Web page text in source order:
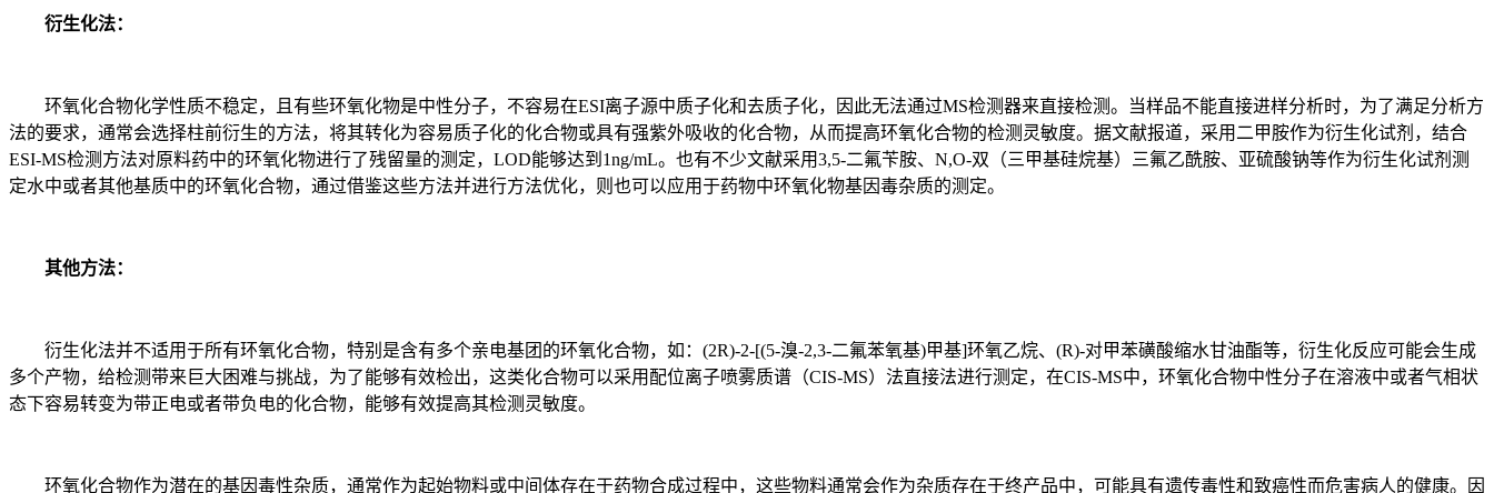
衍生化法：
环氧化合物化学性质不稳定，且有些环氧化物是中性分子，不容易在ESI离子源中质子化和去质子化，因此无法通过MS检测器来直接检测。当样品不能直接进样分析时，为了满足分析方
法的要求，通常会选择柱前衍生的方法，将其转化为容易质子化的化合物或具有强紫外吸收的化合物，从而提高环氧化合物的检测灵敏度。据文献报道，采用二甲胺作为衍生化试剂，结合
ESI-MS检测方法对原料药中的环氧化物进行了残留量的测定，LOD能够达到1ng/mL。也有不少文献采用3,5-二氟苄胺、N,O-双（三甲基硅烷基）三氟乙酰胺、亚硫酸钠等作为衍生化试剂测
定水中或者其他基质中的环氧化合物，通过借鉴这些方法并进行方法优化，则也可以应用于药物中环氧化物基因毒杂质的测定。
其他方法：
衍生化法并不适用于所有环氧化合物，特别是含有多个亲电基团的环氧化合物，如：(2R)-2-[(5-溴-2,3-二氟苯氧基)甲基]环氧乙烷、(R)-对甲苯磺酸缩水甘油酯等，衍生化反应可能会生成
多个产物，给检测带来巨大困难与挑战，为了能够有效检出，这类化合物可以采用配位离子喷雾质谱（CIS-MS）法直接法进行测定，在CIS-MS中，环氧化合物中性分子在溶液中或者气相状
态下容易转变为带正电或者带负电的化合物，能够有效提高其检测灵敏度。
环氧化合物作为潜在的基因毒性杂质，通常作为起始物料或中间体存在于药物合成过程中，这些物料通常会作为杂质存在于终产品中，可能具有遗传毒性和致癌性而危害病人的健康。因